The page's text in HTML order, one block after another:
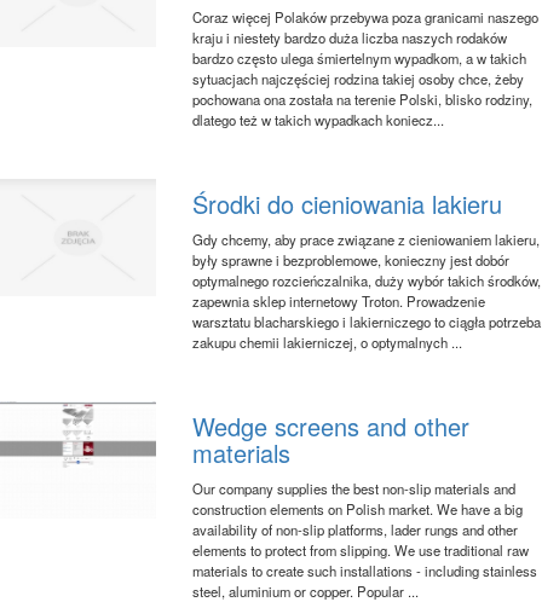
Coraz więcej Polaków przebywa poza granicami naszego
kraju i niestety bardzo duża liczba naszych rodaków
bardzo często ulega śmiertelnym wypadkom, a w takich
sytuacjach najczęściej rodzina takiej osoby chce, żeby
pochowana ona została na terenie Polski, blisko rodziny,
dlatego też w takich wypadkach koniecz...
Środki do cieniowania lakieru
Gdy chcemy, aby prace związane z cieniowaniem lakieru,
były sprawne i bezproblemowe, konieczny jest dobór
optymalnego rozcieńczalnika, duży wybór takich środków,
zapewnia sklep internetowy Troton. Prowadzenie
warsztatu blacharskiego i lakierniczego to ciągła potrzeba
zakupu chemii lakierniczej, o optymalnych ...
Wedge screens and other
materials
Our company supplies the best non-slip materials and
construction elements on Polish market. We have a big
availability of non-slip platforms, lader rungs and other
elements to protect from slipping. We use traditional raw
materials to create such installations - including stainless
steel, aluminium or copper. Popular ...